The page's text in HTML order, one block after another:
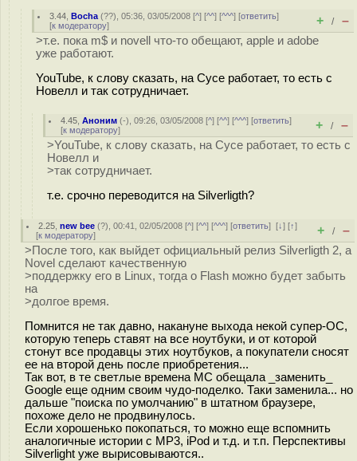
3.44 ,Bocha (??), 05:36, 03/05/2008 [^] [^^] [^^^] [ответить]
[к модератору] + / –
>т.е. пока m$ и novell что-то обещают, apple и adobe
уже работают.
YouTube, к слову сказать, на Сусе работает, то есть с
Новелл и так сотрудничает.
4.45 ,Аноним (-), 09:26, 03/05/2008 [^] [^^] [^^^] [ответить]
[к модератору] + / –
>YouTube, к слову сказать, на Сусе работает, то есть с
Новелл и
>так сотрудничает.
т.е. срочно переводится на Silverligth?
2.25 ,new bee (?), 00:41, 02/05/2008 [^] [^^] [^^^] [ответить][↓] [↑]
[к модератору] + / –
>После того, как выйдет официальный релиз Silverligth 2, а
Novel сделают качественную
>поддержку его в Linux, тогда о Flash можно будет забыть
на
>долгое время.
Помнится не так давно, накануне выхода некой супер-ОС,
которую теперь ставят на все ноутбуки, и от которой
стонут все продавцы этих ноутбуков, а покупатели сносят
ее на второй день после приобретения...
Так вот, в те светлые времена МС обещала _заменить_
Google еще одним своим чудо-поделко. Таки заменила... но
дальше "поиска по умолчанию" в штатном браузере,
похоже дело не продвинулось.
Если хорошенько покопаться, то можно еще вспомнить
аналогичные истории с MP3, iPod и т.д. и т.п. Перспективы
Silverlight уже вырисовываются..